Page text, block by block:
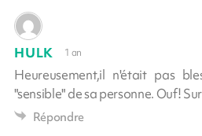
HULK 1 an
Heureusement,il n'était pas
"sensible" de sa personne. Ouf!
Répondre